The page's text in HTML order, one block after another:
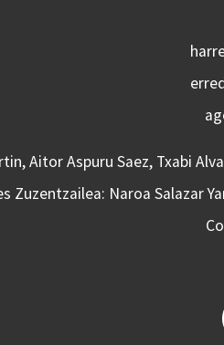
Aitor Aspuru Saez, Txabi
Zuzentzailea: Naroa Salazar